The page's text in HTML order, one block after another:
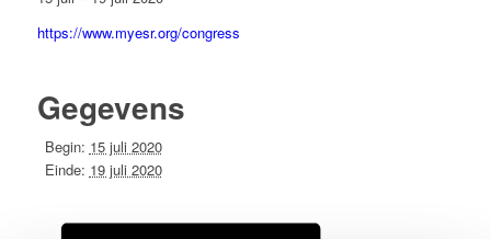
https://www.myesr.org/congress
Gegevens
Begin: 15 juli 2020
Einde: 19 juli 2020